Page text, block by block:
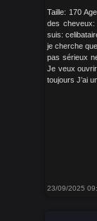
Taille: 170
des cheveux:
suis:
je cherche
pas sérieux
Je veux
toujours J’ai
23/09/2025